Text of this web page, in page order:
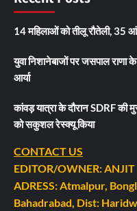
14 महिलाओं को तीलू रौतेली, 35
युवा निशानेबाजों पर जसपाल राणा
आर्या
कांवड़ यात्रा के दौरान SDRF की
को सकुशल रेस्क्यू किया
CONTACT US
EDITOR/OWNER: ANJIT
ADRESS: Atmalpur,
Bahadrabad, Dist: